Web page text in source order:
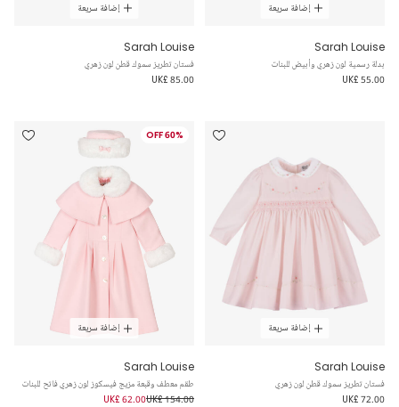
إضافة سريعة
Sarah Louise
بدلة رسمية لون زهري وأبيض للبنات
UK£ 55.00
إضافة سريعة
Sarah Louise
فستان تطريز سموك قطن لون زهري
UK£ 85.00
إضافة سريعة
Sarah Louise
فستان تطريز سموك قطن لون زهري
UK£ 72.00
60% OFF
إضافة سريعة
Sarah Louise
طقم معطف وقبعة مزيج فيسكوز لون زهري فاتح للبنات
UK£ 154.00
UK£ 62.00